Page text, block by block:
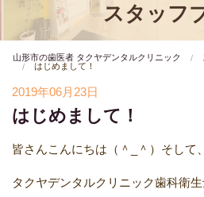
スタッフ
山形市の歯医者 タクヤデンタルクリニック
はじめまして！
2019年06月23日
はじめまして！
皆さんこんにちは（＾ ＾） そして
タクヤデンタルクリニック歯科衛